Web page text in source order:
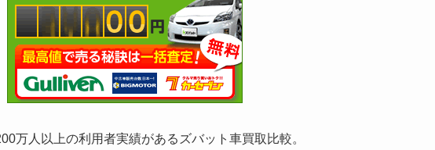
万人以上の利用者実績があるズバット車買取比較。